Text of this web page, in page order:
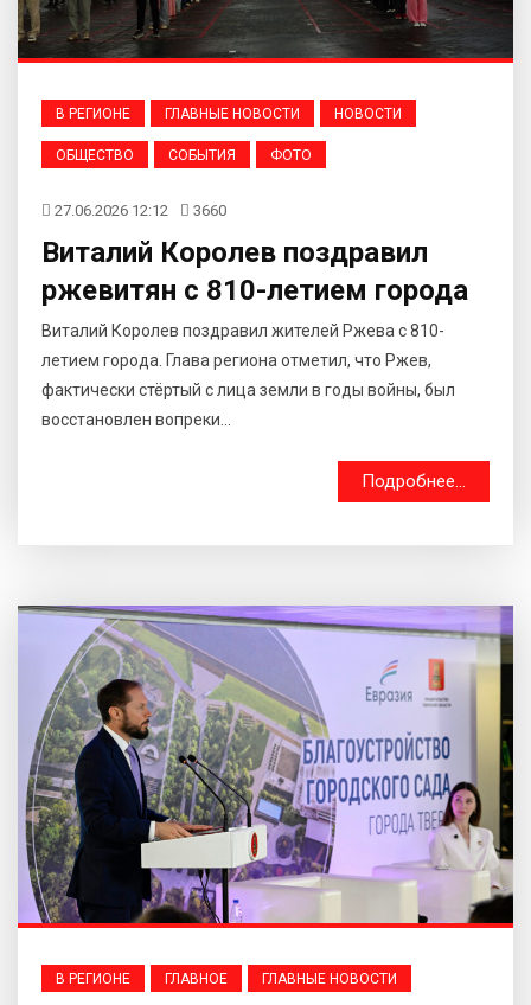
В РЕГИОНЕ ГЛАВНЫЕ НОВОСТИ НОВОСТИ
ОБЩЕСТВО СОБЫТИЯ ФОТО
27.06.2026 12:12 3660
Виталий Королев поздравил
ржевитян с 810-летием города
Виталий Королев поздравил жителей Ржева с 810-
летием города. Глава региона отметил, что Ржев,
фактически стёртый с лица земли в годы войны, был
восстановлен вопреки...
Подробнее...
В РЕГИОНЕ ГЛАВНОЕ ГЛАВНЫЕ НОВОСТИ